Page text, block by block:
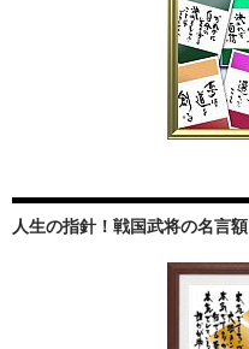
人生の指針！戦国武将の名言額